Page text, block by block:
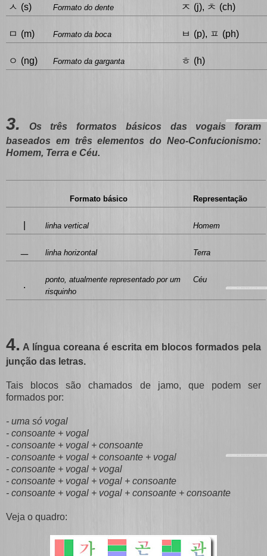
ㅅ (s) Formato do dente ㅈ (j), ㅊ (ch)
ㅁ (m) Formato da boca ㅂ (p), ㅍ (ph)
ㅇ (ng) Formato da garganta ㅎ (h)
3.
Os três formatos básicos das vogais foram
baseados em três elementos do Neo-Confucionismo:
Homem, Terra e Céu.
Formato básico Representação
linha vertical Homem
ㅡ linha horizontal Terra
.
ponto, atualmente representado por um
risquinho
Céu
4. A língua coreana é escrita em blocos formados pela
junção das letras.
Tais blocos são chamados de jamo, que podem ser
formados por:
- uma só vogal
- consoante + vogal
- consoante + vogal + consoante
- consoante + vogal + consoante + vogal
- consoante + vogal + vogal
- consoante + vogal + vogal + consoante
- consoante + vogal + vogal + consoante + consoante
Veja o quadro: